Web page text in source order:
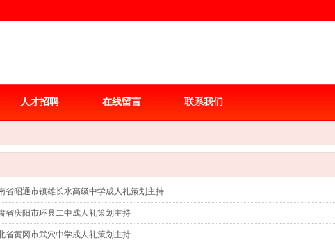
人才招聘 在线留言 联系我们
省昭通市镇雄长水高级中学成人礼策划主持
省庆阳市环县二中成人礼策划主持
省黄冈市武穴中学成人礼策划主持